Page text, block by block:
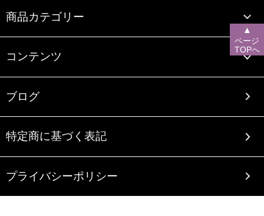
商品カテゴリー
コンテンツ
ブログ
特定商に基づく表記
プライバシーポリシー
▲
ページ
TOPへ